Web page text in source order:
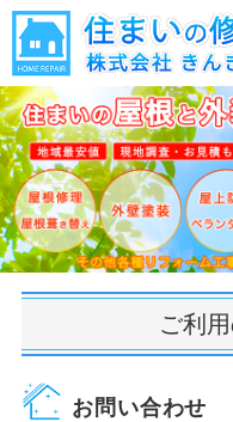
ホーム
施工事例
ご利用の流れ／Q&A
会社概要
ご利
お問い合わせ